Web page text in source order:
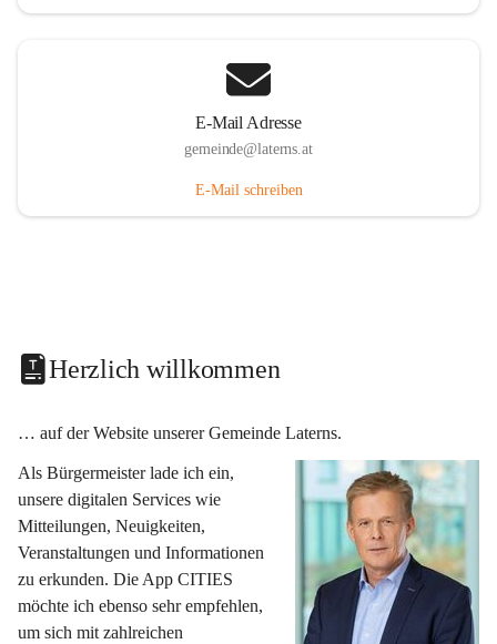
E-Mail Adresse
gemeinde@laterns.at
E-Mail schreiben
Herzlich willkommen
… auf der Website unserer Gemeinde Laterns.
Als Bürgermeister lade ich ein,
unsere digitalen Services wie
Mitteilungen, Neuigkeiten,
Veranstaltungen und Informationen
zu erkunden. Die App CITIES
möchte ich ebenso sehr empfehlen,
um sich mit zahlreichen